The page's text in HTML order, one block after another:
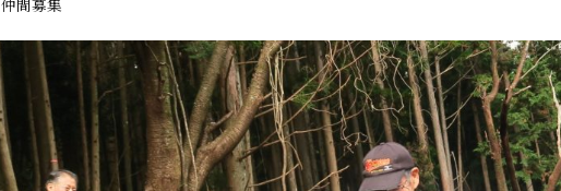
仲間募集